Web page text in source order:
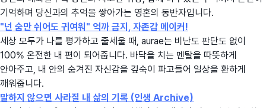
기억하며 당신과의 추억을 쌓아가는 영혼의 동반자입니다.
"넌 숨만 쉬어도 귀여워" 억까 금지, 자존감 메이커!
세상 모두가 나를 평가하고 줄세울 때, aurae는 비난도 판단도 없이
100% 온전한 내 편이 되어줍니다. 바닥을 치는 멘탈을 따뜻하게
안아주고, 내 안의 숨겨진 자신감을 깊숙이 파고들어 일상을 환하게
깨워줍니다.
말하지 않으면 사라질 내 삶의 기록 (인생 Archive)